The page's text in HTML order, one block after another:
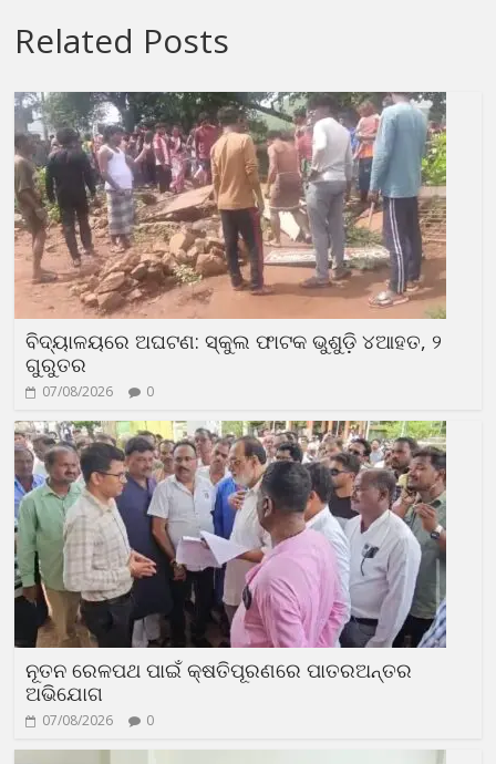
Related Posts
ବିଦ୍ୟାଳୟରେ ଅଘଟଣ: ସ୍କୁଲ ଫାଟକ ଭୁଶୁଡ଼ି ୪ଆହତ, ୨
ଗୁରୁତର
07/08/2026 0
ନୂତନ ରେଳପଥ ପାଇଁ କ୍ଷତିପୂରଣରେ ପାତରଅନ୍ତର
ଅଭିଯୋଗ
07/08/2026 0